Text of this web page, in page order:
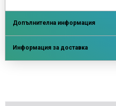
Допълнителна информация
Информация за доставка